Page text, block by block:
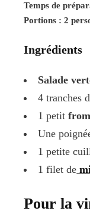
Temps de
Portions : 2
Ingrédients
Salade
4 tranches
1 petit
Une
1 petite
1 filet de
Pour la